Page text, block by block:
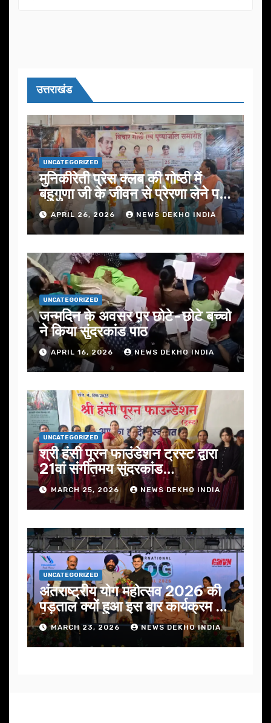
उत्तराखंड
UNCATEGORIZED
मुनिकीरेती प्रेस क्लब की गोष्ठी में
बहुगुणा जी के जीवन से प्रेरणा लेने पर
जोरAPRIL 26, 2026 NEWS DEKHO INDIA
UNCATEGORIZED
जन्मदिन के अवसर प़र छोटे-छोटे बच्चो
ने किया सुंदरकांड पाठ
APRIL 16, 2026 NEWS DEKHO INDIA
UNCATEGORIZED
श्री हंसी पूरन फाउंडेशन ट्रस्ट द्वारा
21वां संगीतमय सुंदरकांड
सफलतापूर्वक संपन्न
MARCH 25, 2026 NEWS DEKHO INDIA
UNCATEGORIZED
अंतराष्ट्रीय योग महोत्सव 2026 की
पड़ताल क्यों हुआ इस बार कार्यक्रम में
निखार
MARCH 23, 2026 NEWS DEKHO INDIA